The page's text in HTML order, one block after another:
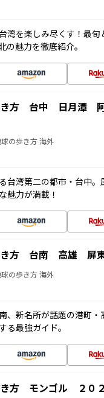
湾を楽しみ尽くす！最
の魅力を徹底紹介。
方 台中 日月潭 阿
の歩き方 海外
台湾第二の都市・台中
魅力が満載！
方 台南 高雄 屏東
の歩き方 海外
、新名所が話題の港町
る最強ガイド。
方 モンゴル ２０２